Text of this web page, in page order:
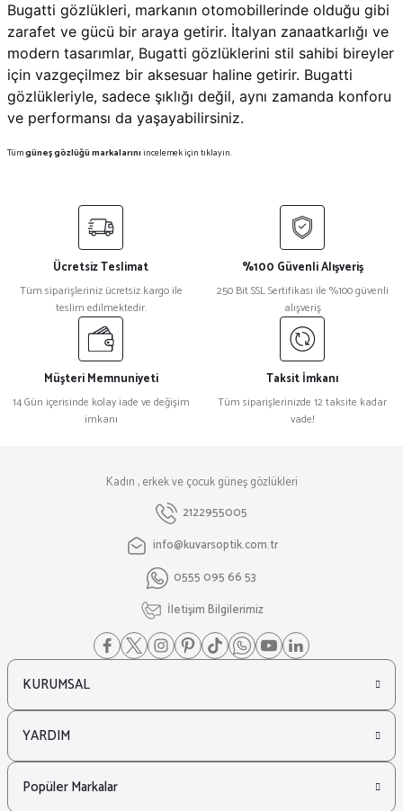
Bugatti gözlükleri, markanın otomobillerinde olduğu gibi
zarafet ve gücü bir araya getirir. İtalyan zanaatkarlığı ve
modern tasarımlar, Bugatti gözlüklerini stil sahibi bireyler
için vazgeçilmez bir aksesuar haline getirir. Bugatti
gözlükleriyle, sadece şıklığı değil, aynı zamanda konforu
ve performansı da yaşayabilirsiniz.
Tümgüneş gözlüğü markalarınıincelemek için tıklayın.
Ücretsiz Teslimat
Tüm siparişleriniz ücretsiz kargo ile
teslim edilmektedir.
%100 Güvenli Alışveriş
250 Bit SSL Sertifikası ile %100 güvenli
alışveriş
Müşteri Memnuniyeti
14 Gün içerisinde kolay iade ve değişim
imkanı
Taksit İmkanı
Tüm siparişlerinizde 12 taksite kadar
vade!
Kadın , erkek ve çocuk güneş gözlükleri
2122955005
info@kuvarsoptik.com.tr
0555 095 66 53
İletişim Bilgilerimiz
KURUMSAL
YARDIM
Popüler Markalar